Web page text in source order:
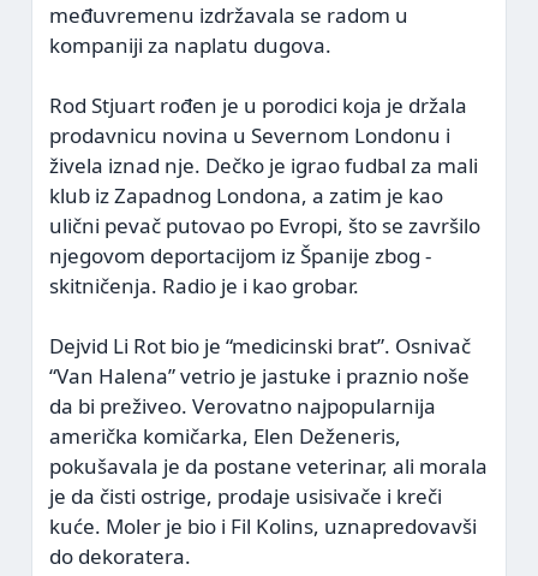
međuvremenu izdržavala se radom u
kompaniji za naplatu dugova.
Rod Stjuart rođen je u porodici koja je držala
prodavnicu novina u Severnom Londonu i
živela iznad nje. Dečko je igrao fudbal za mali
klub iz Zapadnog Londona, a zatim je kao
ulični pevač putovao po Evropi, što se završilo
njegovom deportacijom iz Španije zbog -
skitničenja. Radio je i kao grobar.
Dejvid Li Rot bio je “medicinski brat”. Osnivač
“Van Halena” vetrio je jastuke i praznio noše
da bi preživeo. Verovatno najpopularnija
američka komičarka, Elen Deženeris,
pokušavala je da postane veterinar, ali morala
je da čisti ostrige, prodaje usisivače i kreči
kuće. Moler je bio i Fil Kolins, uznapredovavši
do dekoratera.